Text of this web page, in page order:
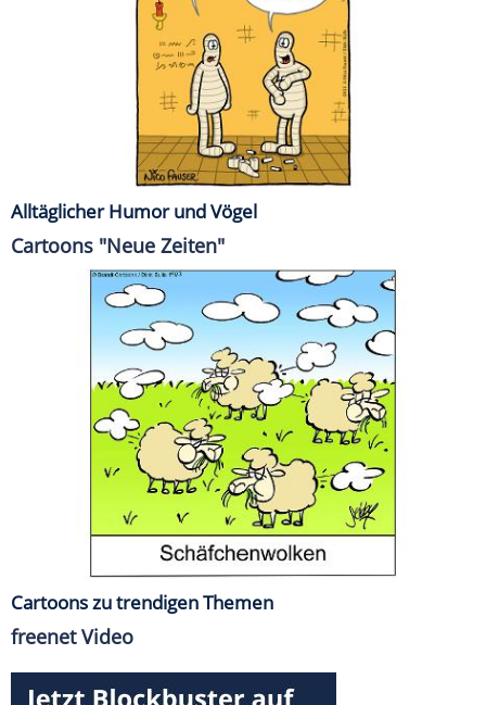
Alltäglicher Humor und Vögel
Cartoons "Neue Zeiten"
Cartoons zu trendigen Themen
freenet Video